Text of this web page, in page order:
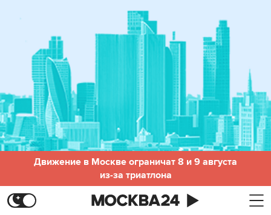
Движение в Москве ограничат 8 и 9 августа
из-за триатлона